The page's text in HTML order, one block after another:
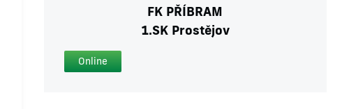
FK PŘÍBRAM
1.SK Prostějov
Online